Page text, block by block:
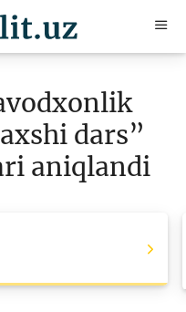
dars”
aniqlandi